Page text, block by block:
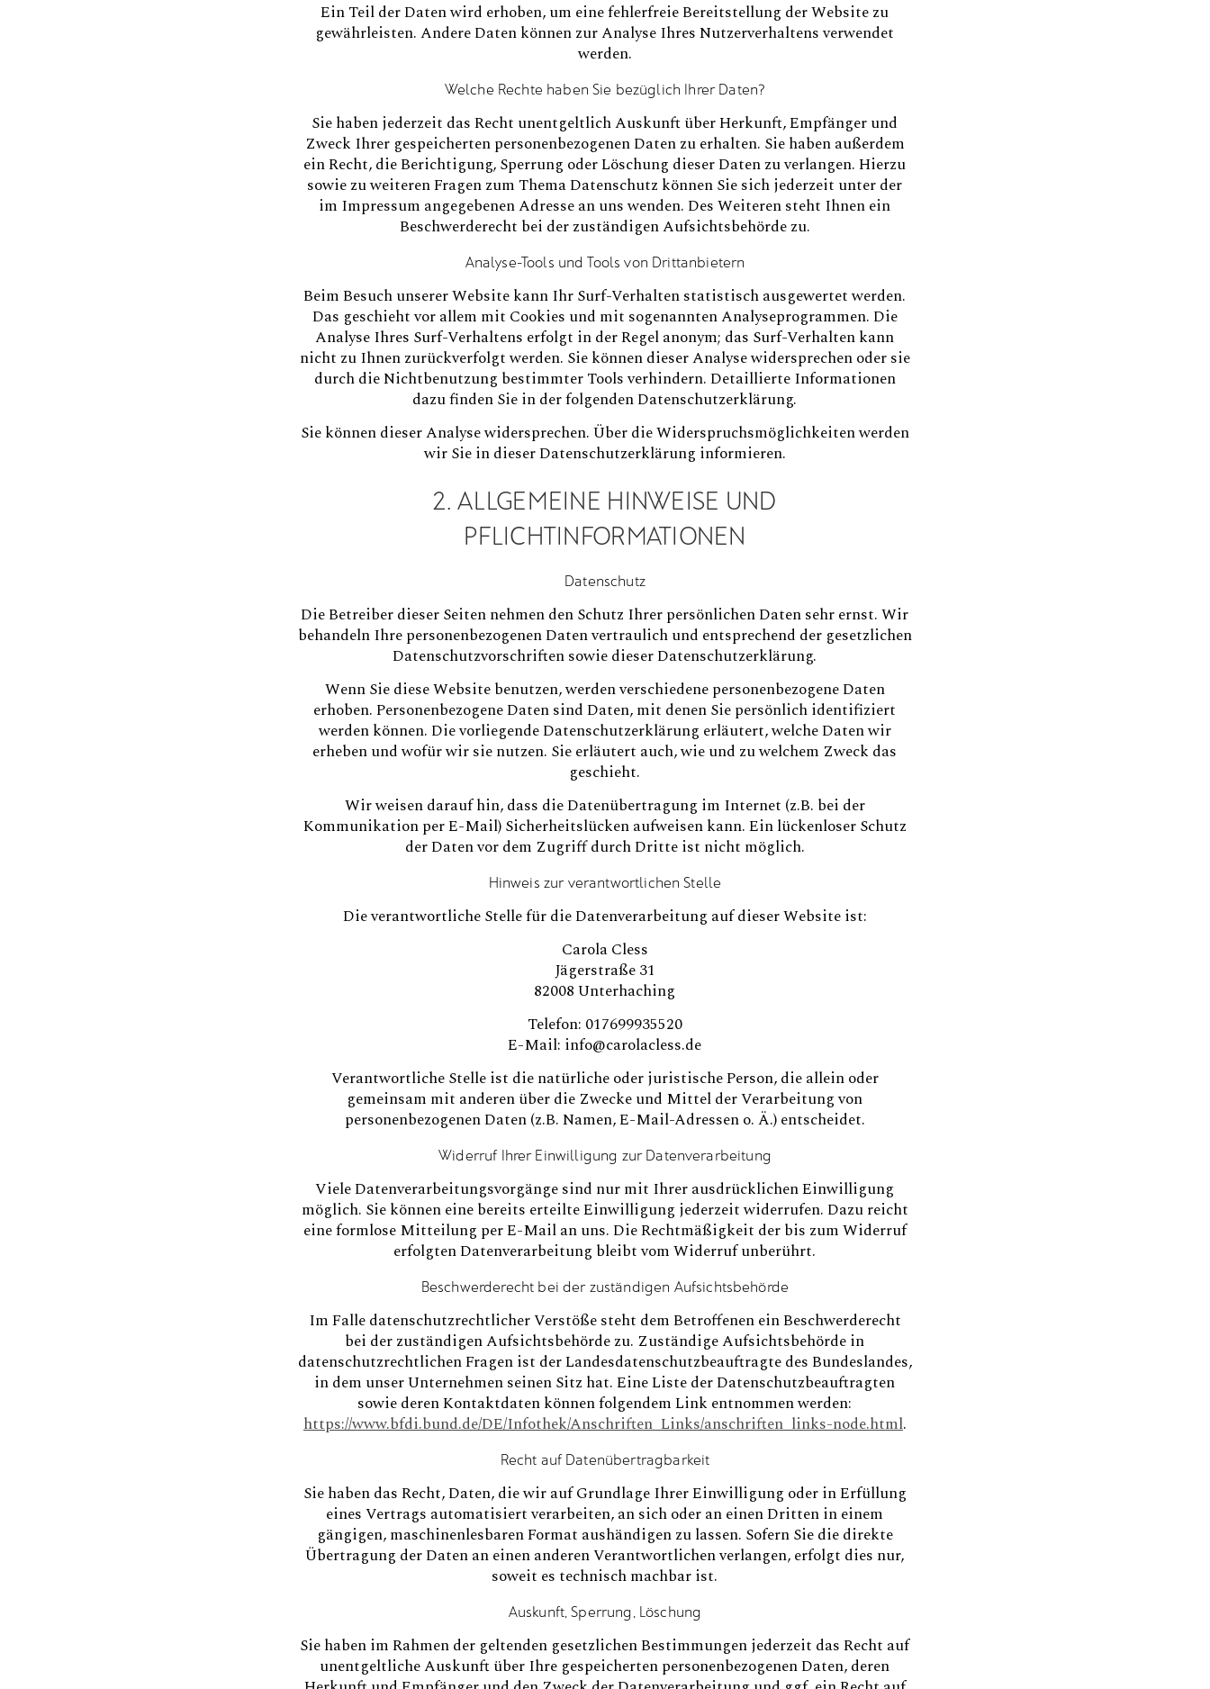
Ein Teil der Daten wird erhoben, um eine fehlerfreie Bereitstellung der Website zu
gewährleisten. Andere Daten können zur Analyse Ihres Nutzerverhaltens verwendet
werden.
Welche Rechte haben Sie bezüglich Ihrer Daten?
Sie haben jederzeit das Recht unentgeltlich Auskunft über Herkunft, Empfänger und
Zweck Ihrer gespeicherten personenbezogenen Daten zu erhalten. Sie haben außerdem
ein Recht, die Berichtigung, Sperrung oder Löschung dieser Daten zu verlangen. Hierzu
sowie zu weiteren Fragen zum Thema Datenschutz können Sie sich jederzeit unter der
im Impressum angegebenen Adresse an uns wenden. Des Weiteren steht Ihnen ein
Beschwerderecht bei der zuständigen Aufsichtsbehörde zu.
Analyse-Tools und Tools von Drittanbietern
Beim Besuch unserer Website kann Ihr Surf-Verhalten statistisch ausgewertet werden.
Das geschieht vor allem mit Cookies und mit sogenannten Analyseprogrammen. Die
Analyse Ihres Surf-Verhaltens erfolgt in der Regel anonym; das Surf-Verhalten kann
nicht zu Ihnen zurückverfolgt werden. Sie können dieser Analyse widersprechen oder sie
durch die Nichtbenutzung bestimmter Tools verhindern. Detaillierte Informationen
dazu finden Sie in der folgenden Datenschutzerklärung.
Sie können dieser Analyse widersprechen. Über die Widerspruchsmöglichkeiten werden
wir Sie in dieser Datenschutzerklärung informieren.
2. ALLGEMEINE HINWEISE UND
PFLICHTINFORMATIONEN
Datenschutz
Die Betreiber dieser Seiten nehmen den Schutz Ihrer persönlichen Daten sehr ernst. Wir
behandeln Ihre personenbezogenen Daten vertraulich und entsprechend der gesetzlichen
Datenschutzvorschriften sowie dieser Datenschutzerklärung.
Wenn Sie diese Website benutzen, werden verschiedene personenbezogene Daten
erhoben. Personenbezogene Daten sind Daten, mit denen Sie persönlich identifiziert
werden können. Die vorliegende Datenschutzerklärung erläutert, welche Daten wir
erheben und wofür wir sie nutzen. Sie erläutert auch, wie und zu welchem Zweck das
geschieht.
Wir weisen darauf hin, dass die Datenübertragung im Internet (z.B. bei der
Kommunikation per E-Mail) Sicherheitslücken aufweisen kann. Ein lückenloser Schutz
der Daten vor dem Zugriff durch Dritte ist nicht möglich.
Hinweis zur verantwortlichen Stelle
Die verantwortliche Stelle für die Datenverarbeitung auf dieser Website ist:
Carola Cless
Jägerstraße 31
82008 Unterhaching
Telefon: 017699935520
E-Mail: info@carolacless.de
Verantwortliche Stelle ist die natürliche oder juristische Person, die allein oder
gemeinsam mit anderen über die Zwecke und Mittel der Verarbeitung von
personenbezogenen Daten (z.B. Namen, E-Mail-Adressen o. Ä.) entscheidet.
Widerruf Ihrer Einwilligung zur Datenverarbeitung
Viele Datenverarbeitungsvorgänge sind nur mit Ihrer ausdrücklichen Einwilligung
möglich. Sie können eine bereits erteilte Einwilligung jederzeit widerrufen. Dazu reicht
eine formlose Mitteilung per E-Mail an uns. Die Rechtmäßigkeit der bis zum Widerruf
erfolgten Datenverarbeitung bleibt vom Widerruf unberührt.
Beschwerderecht bei der zuständigen Aufsichtsbehörde
Im Falle datenschutzrechtlicher Verstöße steht dem Betroffenen ein Beschwerderecht
bei der zuständigen Aufsichtsbehörde zu. Zuständige Aufsichtsbehörde in
datenschutzrechtlichen Fragen ist der Landesdatenschutzbeauftragte des Bundeslandes,
in dem unser Unternehmen seinen Sitz hat. Eine Liste der Datenschutzbeauftragten
sowie deren Kontaktdaten können folgendem Link entnommen werden:
https://www.bfdi.bund.de/DE/Infothek/Anschriften_Links/anschriften_links-node.html.
Recht auf Datenübertragbarkeit
Sie haben das Recht, Daten, die wir auf Grundlage Ihrer Einwilligung oder in Erfüllung
eines Vertrags automatisiert verarbeiten, an sich oder an einen Dritten in einem
gängigen, maschinenlesbaren Format aushändigen zu lassen. Sofern Sie die direkte
Übertragung der Daten an einen anderen Verantwortlichen verlangen, erfolgt dies nur,
soweit es technisch machbar ist.
Auskunft, Sperrung, Löschung
Sie haben im Rahmen der geltenden gesetzlichen Bestimmungen jederzeit das Recht auf
unentgeltliche Auskunft über Ihre gespeicherten personenbezogenen Daten, deren